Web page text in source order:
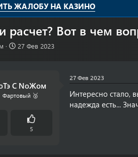
ЖАЛОБУ НА КАЗИНО
расчет? Вот в чем
Д
н
а
ч
27 Фев 2023
С NoЖом
Фартовый 🥈
5
27 Фев 2023
Интересно стало,
надежда есть...